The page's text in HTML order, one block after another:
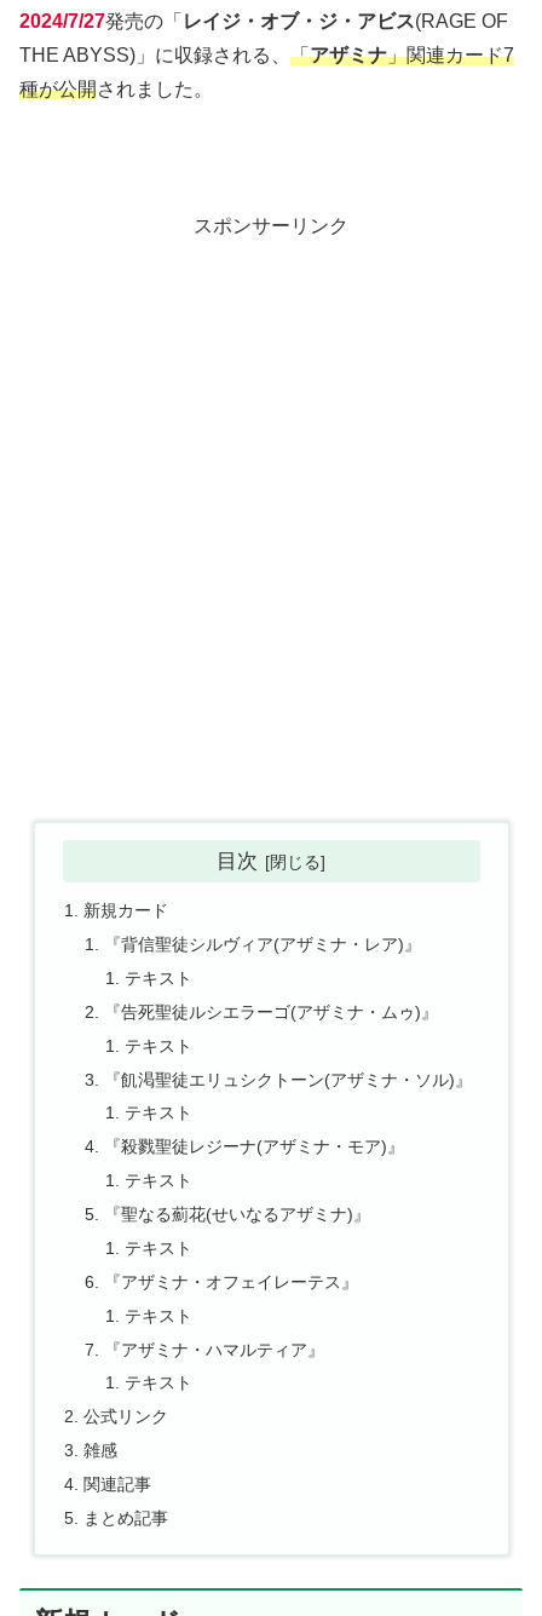
2024/7/27発売の「 レイジ・オブ・ジ・アビス(RAGE OF
THE ABYSS)」に収録される、 「アザミナ」関連カード7
種が公開されました。
スポンサーリンク
目次
新規カード
『背信聖徒シルヴィア(アザミナ・レア)』
テキスト
『告死聖徒ルシエラーゴ(アザミナ・ムゥ)』
テキスト
『飢渇聖徒エリュシクトーン(アザミナ・ソル)』
テキスト
『殺戮聖徒レジーナ(アザミナ・モア)』
テキスト
『聖なる薊花(せいなるアザミナ)』
テキスト
『アザミナ・オフェイレーテス』
テキスト
『アザミナ・ハマルティア』
テキスト
公式リンク
雑感
関連記事
まとめ記事